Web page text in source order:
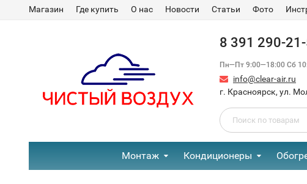
Магазин Где купить О нас Новости Статьи Фото
8 391 290-
Пн—Пт 9:00—18:00 Сб
info@clear-air.ru
г. Красноярск, ул.
Монтаж Кондиционеры